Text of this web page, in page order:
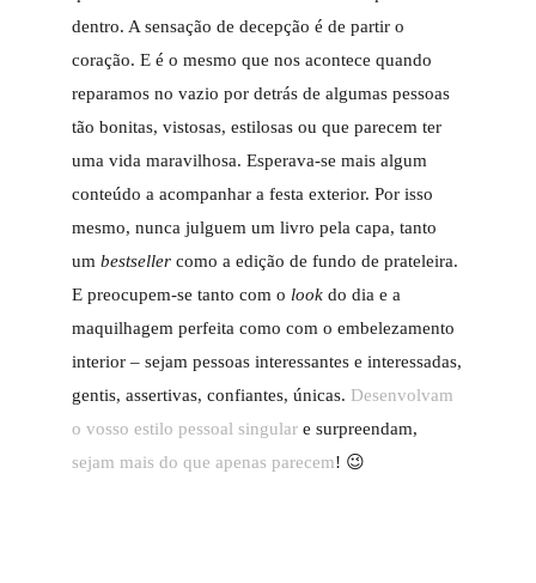
dentro. A sensação de decepção é de partir o
coração. E é o mesmo que nos acontece quando
reparamos no vazio por detrás de algumas pessoas
tão bonitas, vistosas, estilosas ou que parecem ter
uma vida maravilhosa. Esperava-se mais algum
conteúdo a acompanhar a festa exterior. Por isso
mesmo, nunca julguem um livro pela capa, tanto
um bestseller como a edição de fundo de prateleira.
E preocupem-se tanto com o look do dia e a
maquilhagem perfeita como com o embelezamento
interior – sejam pessoas interessantes e interessadas,
gentis, assertivas, confiantes, únicas. Desenvolvam
o vosso estilo pessoal singular e surpreendam,
sejam mais do que apenas parecem! 😉